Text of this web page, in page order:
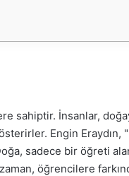
sahiptir. İnsanlar,
Engin Eraydın,
sadece bir öğreti
öğrencilere